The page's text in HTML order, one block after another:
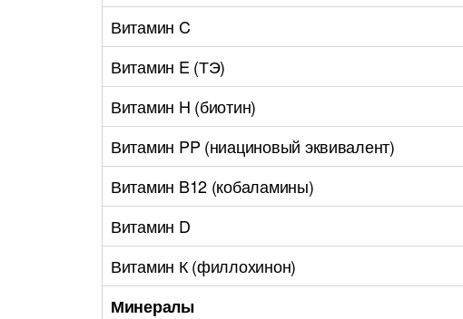
Витамин C
Витамин E (ТЭ)
Витамин H (биотин)
Витамин PP (ниациновый эквивалент)
Витамин B12 (кобаламины)
Витамин D
Витамин К (филлохинон)
Минералы